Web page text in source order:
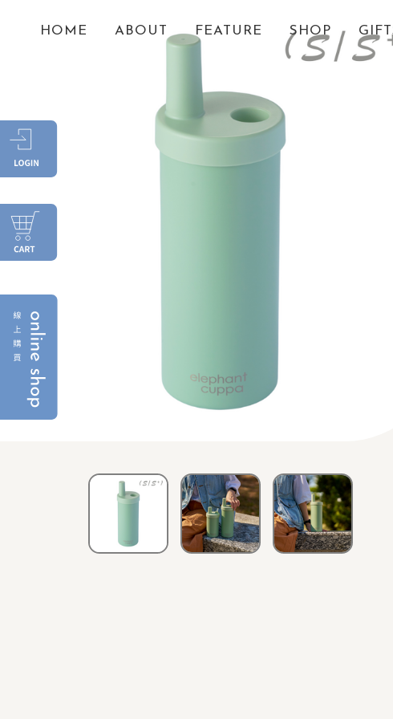
HOME ABOUT FEATURE SHOP
HOME
FEATURE
GIFTS
FAQ